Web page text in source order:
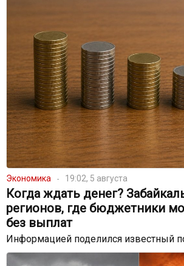
Экономика 19:02, 5 августа
Когда ждать денег?
регионов, где бюджетники
без выплат
Информацией поделился известный